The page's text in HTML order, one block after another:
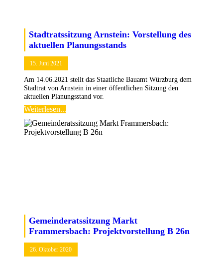
Stadtratssitzung Arnstein: Vorstellung des
aktuellen Planungsstands
15. Juni 2021
Am 14.06.2021 stellt das Staatliche Bauamt Würzburg dem
Stadtrat von Arnstein in einer öffentlichen Sitzung den
aktuellen Planungsstand vor.
Weiterlesen...
Gemeinderatssitzung Markt
Frammersbach: Projektvorstellung B 26n
26. Oktober 2020